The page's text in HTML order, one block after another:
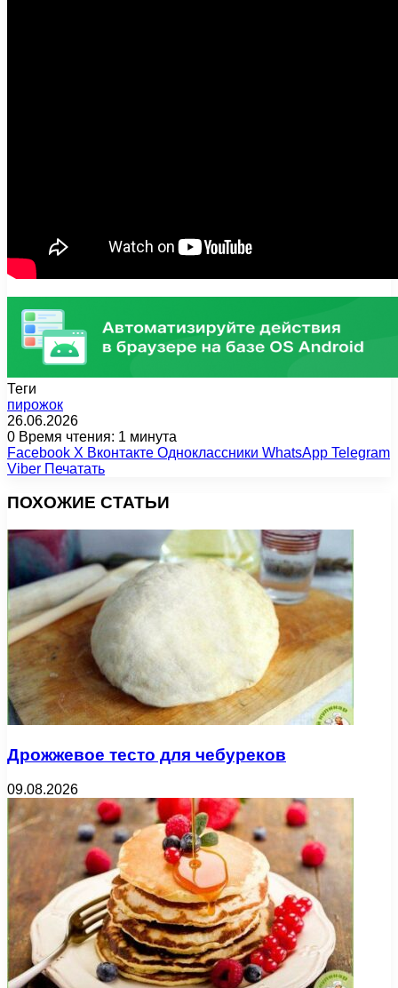
Теги
пирожок
26.06.2026
0 Время чтения: 1 минута
Facebook X Вконтакте Одноклассники WhatsApp Telegram
Viber Печатать
ПОХОЖИЕ СТАТЬИ
Дрожжевое тесто для чебуреков
09.08.2026